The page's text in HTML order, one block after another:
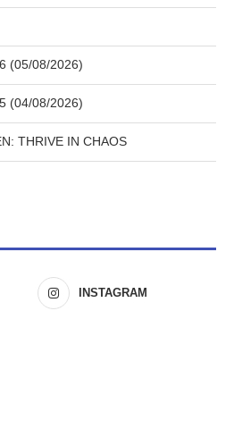
(05/08/2026)
(04/08/2026)
THRIVE IN CHAOS
INSTAGRAM